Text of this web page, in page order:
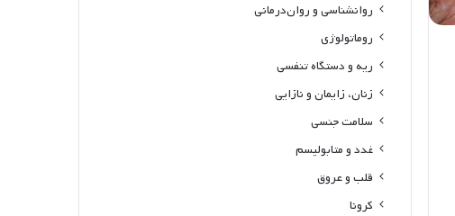
روانشناسی و روان‌درمانی
روماتولوژی
ریه و دستگاه تنفسی
زنان، زایمان و نازایی
سلامت جنسی
غدد و متابولیسم
قلب و عروق
کرونا